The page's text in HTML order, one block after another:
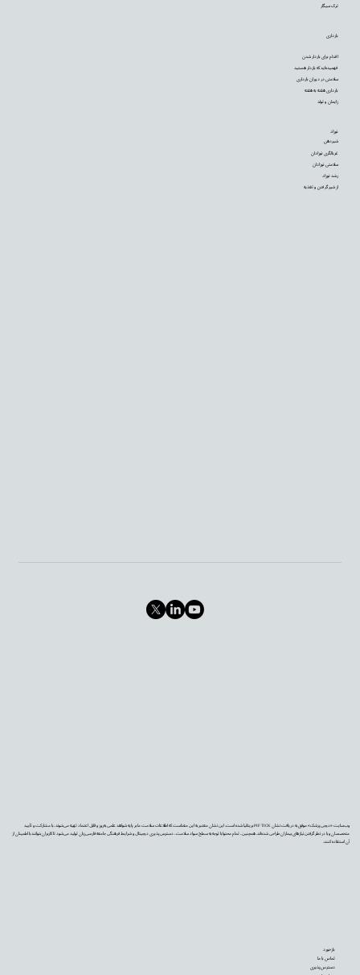
وب‌سایت «دیجی‌پزشک» موفق به دریافت نشان PIF TICK بریتانیا شده است. این نشان معتبر به این معناست که اطلاعات سلامت ما بر پایه شواهد علمی به‌روز و قابل اعتماد تهیه می‌شوند، با مشارکت و تأیید
متخصصان و با در نظر گرفتن نیازهای بیماران طراحی شده‌اند. همچنین، تمام محتوا با توجه به سطح سواد سلامت، دسترس‌پذیری دیجیتال و شرایط فرهنگی جامعه فارسی‌زبان تولید می‌شود تا کاربران بتوانند با اطمینان از
آن استفاده کنند.
بازخورد
تماس با ما
دسترس‌پذیری
نوزاد
شیردهی
غربالگری نوزادان
سلامتی نوزادان
رشد نوزاد
از شیر گرفتن و تغذیه
بارداری
اقدام برای باردار شدن
فهمیده‌اید که باردار هستید
سلامتی در دوران بارداری
بارداری هفته به هفته
زایمان و تولد
ترک سیگار